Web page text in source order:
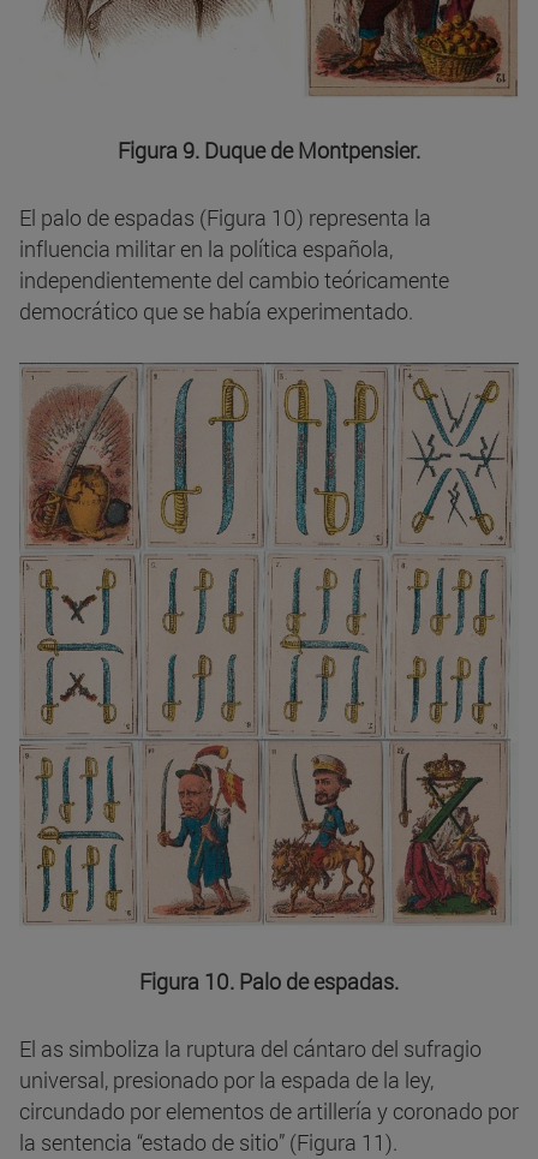
Figura 9. Duque de Montpensier.
El palo de espadas (Figura 10) representa la
influencia militar en la política española,
independientemente del cambio teóricamente
democrático que se había experimentado.
Figura 10. Palo de espadas.
El as simboliza la ruptura del cántaro del sufragio
universal, presionado por la espada de la ley,
circundado por elementos de artillería y coronado por
la sentencia “estado de sitio” (Figura 11).